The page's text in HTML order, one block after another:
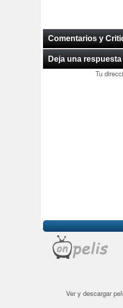
Comentarios y
Deja una respuesta
Tu
Ver y descargar